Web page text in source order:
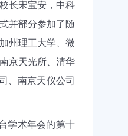
长宋宝安，中科
并部分参加了随
州理工大学、微
京天光所、清华
、南京天仪公司
学术年会的第十